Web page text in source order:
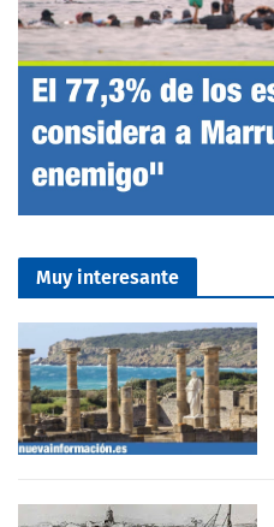
Muy interesante